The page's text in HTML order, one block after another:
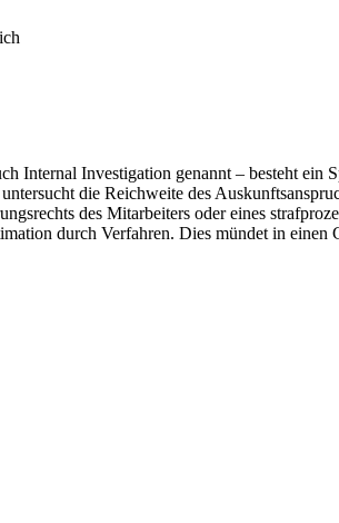
Internal Investigation genannt – besteht
die Reichweite des
des Mitarbeiters oder eines
durch Verfahren. Dies mündet in einen